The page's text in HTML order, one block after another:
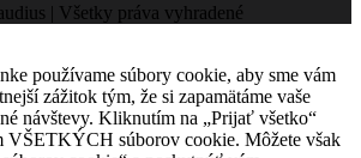
| Všetky práva vyhradené
používame súbory cookie, aby sme vám
zážitok tým, že si zapamätáme vaše
návštevy. Kliknutím na „Prijať všetko“
VŠETKÝCH súborov cookie. Môžete však